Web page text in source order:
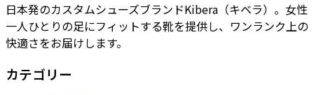
日本発のカスタムシューズブランドKibera（キベラ）。女性
一人ひとりの足にフィットする靴を提供し、ワンランク上の
快適さをお届けします。
カテゴリー